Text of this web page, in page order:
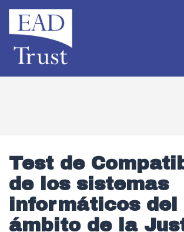
Test de
de los sistemas
informáticos del
ámbito de la